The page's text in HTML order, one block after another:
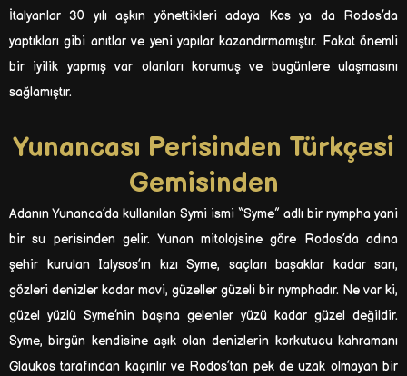
İtalyanlar 30 yılı aşkın yönettikleri adaya Kos ya da Rodos’da
yaptıkları gibi anıtlar ve yeni yapılar kazandırmamıştır. Fakat önemli
bir iyilik yapmış var olanları korumuş ve bugünlere ulaşmasını
sağlamıştır.
Yunancası Perisinden Türkçesi
Gemisinden
Adanın Yunanca’da kullanılan Symi ismi “Syme” adlı bir nympha yani
bir su perisinden gelir. Yunan mitolojsine göre Rodos’da adına
şehir kurulan Ialysos’ın kızı Syme, saçları başaklar kadar sarı,
gözleri denizler kadar mavi, güzeller güzeli bir nymphadır. Ne var ki,
güzel yüzlü Syme’nin başına gelenler yüzü kadar güzel değildir.
Syme, birgün kendisine aşık olan denizlerin korkutucu kahramanı
Glaukos tarafından kaçırılır ve Rodos’tan pek de uzak olmayan bir